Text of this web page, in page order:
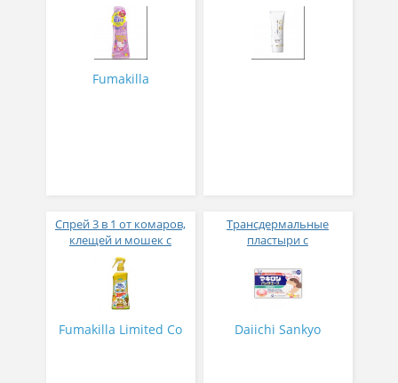
основе от комаров,
мошек, слепней, клещей
Fumakilla Skin Vape Mist
Hello Kitty 200 мл
Fumakilla
плацентой Hakkoh
placenta UV gel SPF 50+
50 мл
Спрей 3 в 1 от комаров,
клещей и мошек с
гиалуроновой кислотой
Fumakilla insect repellent
for skin 200 мл
Fumakilla Limited Co
Трансдермальные
пластыри с
противовоспалительным
и ранозаживляющим
Daiichi Sankyo